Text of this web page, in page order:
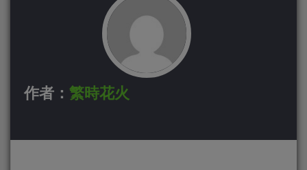
作者： 繁時花火